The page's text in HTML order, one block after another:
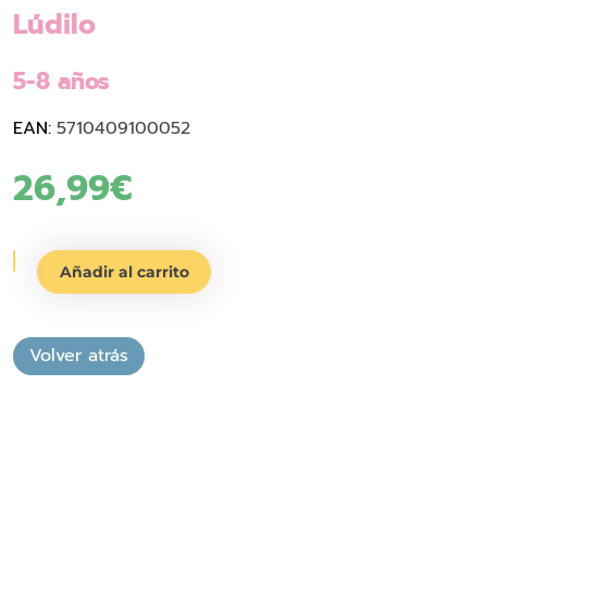
Lúdilo
5-8 años
EAN: 5710409100052
26,99€
Cubo
Plus-
Pastel
Mix
Añadir al carrito